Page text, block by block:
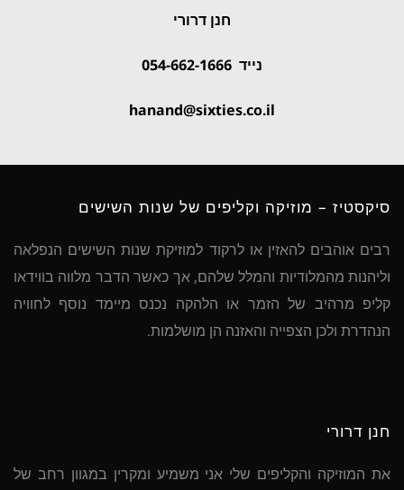
חנן דרורי
נייד 054-662-1666
hanand@sixties.co.il
סיקסטיז – מוזיקה וקליפים של שנות השישים
רבים אוהבים להאזין או לרקוד למוזיקת שנות השישים הנפלאה
וליהנות מהמלודיות והמלל שלהם, אך כאשר הדבר מלווה בווידאו
קליפ מרהיב של הזמר או הלהקה נכנס מיימד נוסף לחוויה
הנהדרת ולכן הצפייה והאזנה הן מושלמות.
חנן דרורי
את המוזיקה והקליפים שלי אני משמיע ומקרין במגוון רחב של